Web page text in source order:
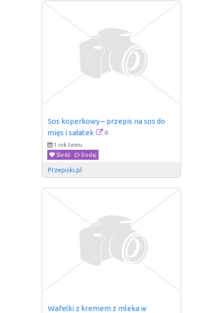
Sos koperkowy – przepis na sos do
mięs i sałatek
6
1 rok temu
Śledź
Dodaj
Przepiski.pl
Wafelki z kremem z mleka w